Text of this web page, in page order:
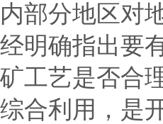
内部分地区对
经明确指出要
矿工艺是否合
综合利用，是